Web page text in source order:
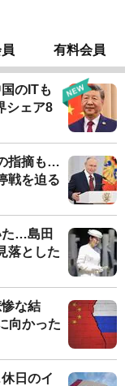
有料会員
のITも
シェア8
指摘も…
戦を迫る
た…島田
落とした
な結
向かった
日のイ